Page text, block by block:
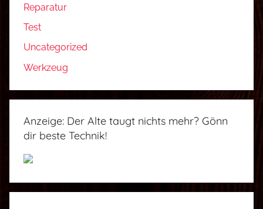
Reparatur
Test
Uncategorized
Werkzeug
Anzeige: Der Alte taugt nichts mehr? Gönn
dir beste Technik!